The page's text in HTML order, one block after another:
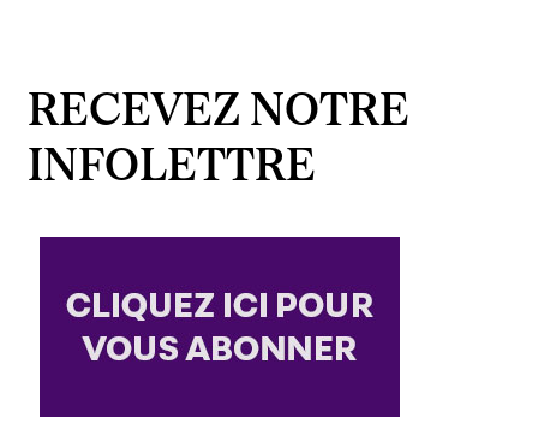
RECEVEZ NOTRE
INFOLETTRE